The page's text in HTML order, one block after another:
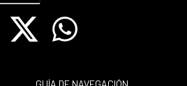
X Whatsapp